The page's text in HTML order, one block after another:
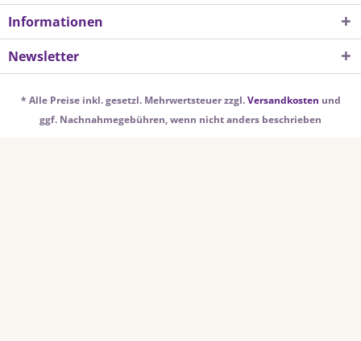
Informationen
Newsletter
* Alle Preise inkl. gesetzl. Mehrwertsteuer zzgl.Versandkosten und
ggf. Nachnahmegebühren, wenn nicht anders beschrieben